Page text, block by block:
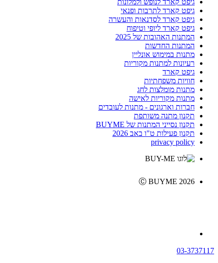
גיפט קארד לנופש ולמלונות
גיפט קארד לתרבות ופנאי
גיפט קארד לסדנאות והעשרה
גיפט קארד ליופי וטיפוח
המתנות האהובות של 2025
המתנות החדשות
מתנות במימוש אונליין
רעיונות למתנות מקוריות
גיפט קארד
חוויות משפחתיות
מתנות מומלצות לחג
מתנות מקוריות לאישה
חברות וארגונים - מתנות לעובדים
תקנון מתנה משותפת
תקנון נסייני המתנות של BUYME
תקנון פעילות ט"ו באב 2026
privacy policy
Ⓒ BUYME 2026
03-3737117